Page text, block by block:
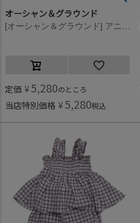
オーシャン＆グラウンド
定価 ¥ 5,280のところ
当店特別価格 ¥ 5,280税込